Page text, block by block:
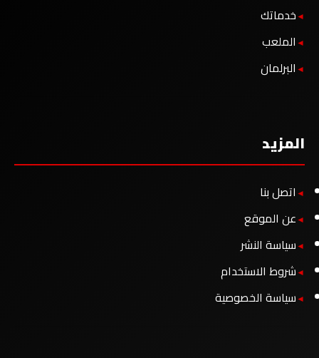
خدماتك
الملعب
البرلمان
المزيد
اتصل بنا
عن الموقع
سياسة النشر
شروط الاستخدام
سياسة الخصوصية